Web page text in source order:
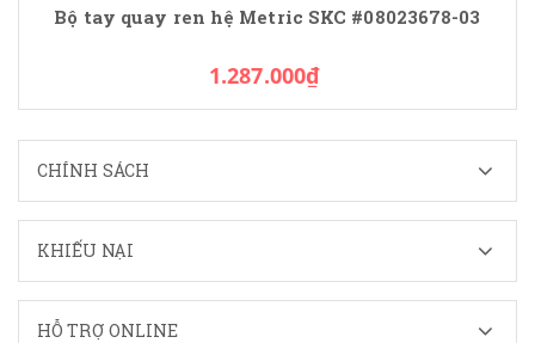
Bộ tay quay ren hệ Metric SKC #08023678-03
1.287.000₫
CHÍNH SÁCH
KHIẾU NẠI
HỖ TRỢ ONLINE